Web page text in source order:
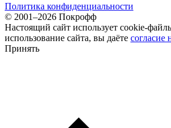
Политика конфиденциальности
© 2001–2026 Покрофф
Настоящий сайт использует cookie-
использование сайта, вы даёте согласие
Принять